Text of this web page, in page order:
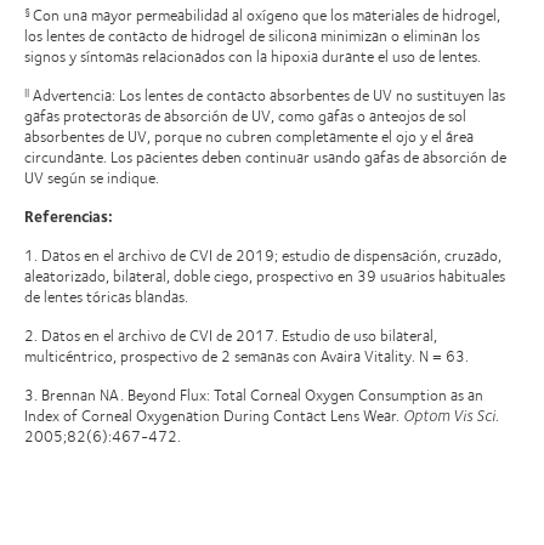
§Con una mayor permeabilidad al oxígeno que los materiales de hidrogel,
los lentes de contacto de hidrogel de silicona minimizan o eliminan los
signos y síntomas relacionados con la hipoxia durante el uso de lentes.
|| Advertencia: Los lentes de contacto absorbentes de UV no sustituyen las
gafas protectoras de absorción de UV, como gafas o anteojos de sol
absorbentes de UV, porque no cubren completamente el ojo y el área
circundante. Los pacientes deben continuar usando gafas de absorción de
UV según se indique.
Referencias:
1. Datos en el archivo de CVI de 2019; estudio de dispensación, cruzado,
aleatorizado, bilateral, doble ciego, prospectivo en 39 usuarios habituales
de lentes tóricas blandas.
2. Datos en el archivo de CVI de 2017. Estudio de uso bilateral,
multicéntrico, prospectivo de 2 semanas con Avaira Vitality. N = 63.
3. Brennan NA. Beyond Flux: Total Corneal Oxygen Consumption as an
Index of Corneal Oxygenation During Contact Lens Wear. Optom Vis Sci.
2005;82(6):467-472.